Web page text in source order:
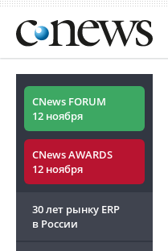
CNews FORUM
12 ноября
CNews AWARDS
12 ноября
30 лет рынку ERP
в России